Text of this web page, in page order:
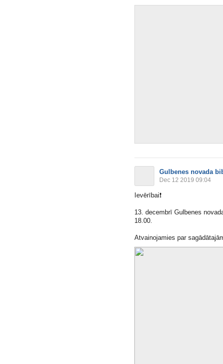
Gulbenes novada
Dec 12 2019 09:04
Ievērībai❗️
13. decembrī Gulbenes
18.00.
Atvainojamies par